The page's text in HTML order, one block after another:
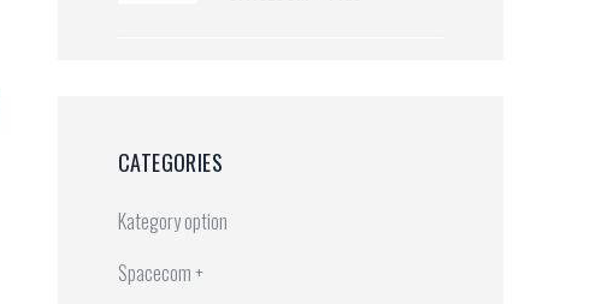
CATEGORIES
Kategory option
Spacecom +